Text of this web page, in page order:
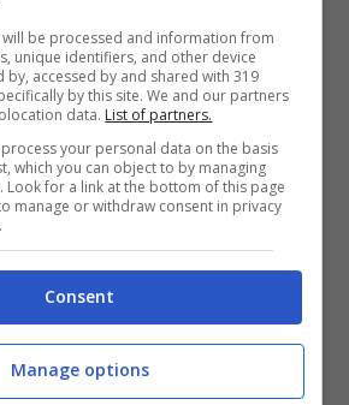
massimo campionato inglese
è stato capace di
falli. Il suo Bournemouth
una formazione
E la sua quota ci spinge a
due infrazioni le possa fare.
con
recuperare palloni in mezzo
presenze in Premier ha
falli. Molti con giallo
come non inserirlo?
be processed and information from
unique identifiers, and other device
by, accessed by and shared with 319
by this site. We and our partners
data. List of partners.
your personal data on the basis
which you can object to by managing
for a link at the bottom of this page
manage or withdraw consent in privacy
Consent
Manage options